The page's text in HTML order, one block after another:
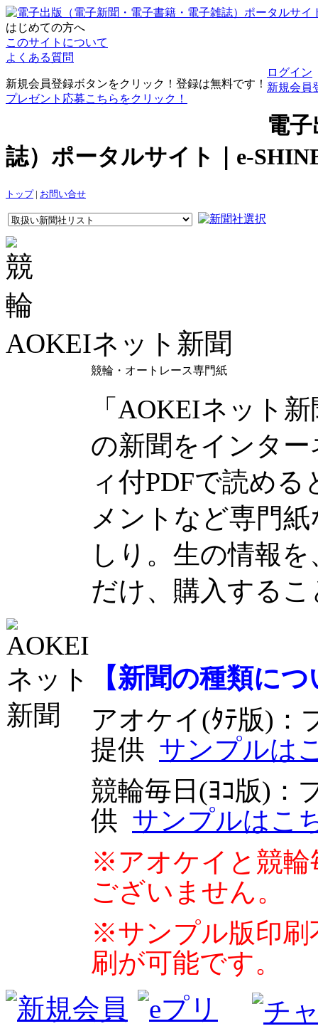
はじめての方へ
このサイトについて
よくある質問
新規会員登録ボタンをクリック！登録は無料です！
プレゼント応募こちらをクリック！
ログイン
新規会員
電
誌）ポータルサイト｜e-
トップ| お問い合せ
AOKEIネット新聞
競輪・オートレース専門紙
「AOKEIネット
の新聞をインタ
ィ付PDFで読め
メントなど専門
しり。生の情報
だけ、購入する
【新聞の種類に
アオケイ(ﾀﾃ版) ：
提供 サンプルは
競輪毎日(ﾖｺ版) ：
供 サンプルはこ
※アオケイと競輪
ございません。
※サンプル版印刷
刷が可能です。